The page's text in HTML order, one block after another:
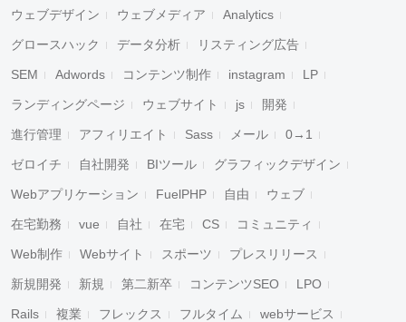
ウェブデザイン ウェブメディア Analytics
グロースハック データ分析 リスティング広告
SEM Adwords コンテンツ制作 instagram LP
ランディングページ ウェブサイト js 開発
進行管理 アフィリエイト Sass メール 0→1
ゼロイチ 自社開発 BIツール グラフィックデザイン
Webアプリケーション FuelPHP 自由 ウェブ
在宅勤務 vue 自社 在宅 CS コミュニティ
Web制作 Webサイト スポーツ プレスリリース
新規開発 新規 第二新卒 コンテンツSEO LPO
Rails 複業 フレックス フルタイム webサービス